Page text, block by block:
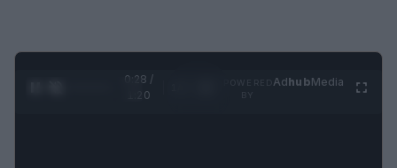
0:29 /
1:20
AdhubMedia